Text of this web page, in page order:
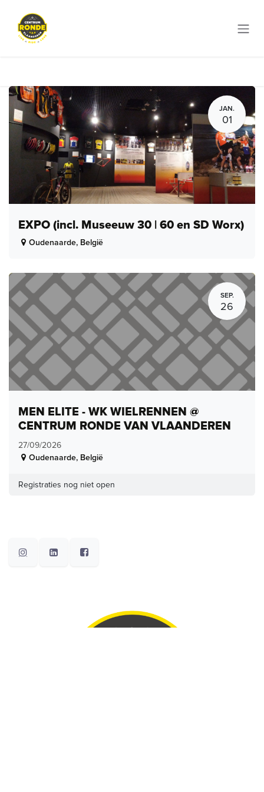
JAN.
01
EXPO (incl. Museeuw 30 | 60 en SD Worx)
Oudenaarde, België
SEP.
26
MEN ELITE - WK WIELRENNEN @
CENTRUM RONDE VAN VLAANDEREN
27/09/2026
Oudenaarde, België
Registraties nog niet open